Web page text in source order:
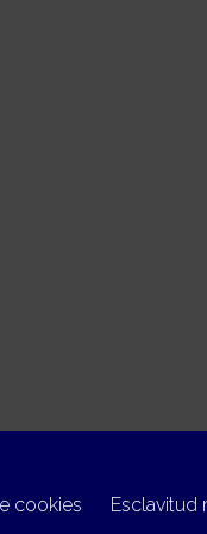
cookies Esclavitud